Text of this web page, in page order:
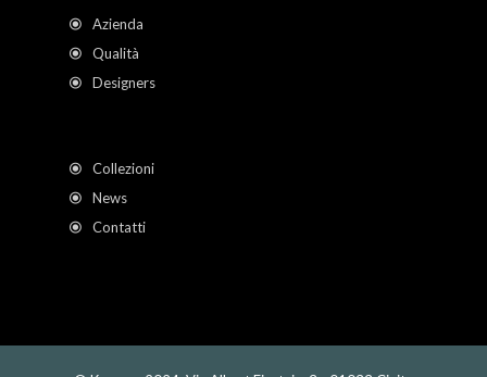
Azienda
Qualità
Designers
Collezioni
News
Contatti